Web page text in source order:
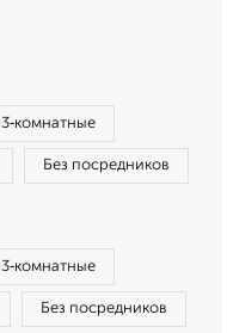
3‑комнатные
Без посредников
3‑комнатные
Без посредников